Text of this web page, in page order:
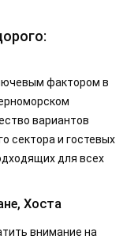
фактором в
вариантов
сектора и гостевых
для всех
Хоста
внимание на